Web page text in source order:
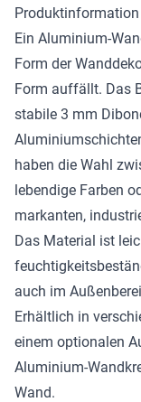
Produktinformation
Ein Aluminium-
Form der
Form auffällt. Das
stabile 3 mm
haben die Wahl
lebendige Farben
markanten,
Das Material ist
auch im
Erhältlich in
einem optionalen
Aluminium-
Wand.